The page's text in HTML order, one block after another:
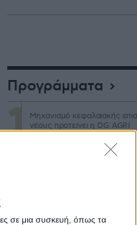
σε μια συσκευή, όπως τα
Προγράμματα
Μηχανισμό κεφαλαιακής
νέους προτείνει η DG AGRI
Μερίδιο έως 40% σε
στον Αναπτυξιακό για
Καταβολή 24,8 εκατ. β’
επιστροφής ΕΦΚ